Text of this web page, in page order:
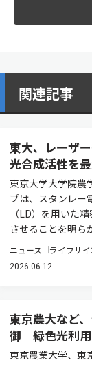
関連記事
東大、レーザ
光合成活性を
東京大学大学院農
プは、スタンレー
（LD）を用いた
させることを明
ニュース ライフサ
2026.06.12
東京農大など
御 緑色光利用
東京農業大学、東